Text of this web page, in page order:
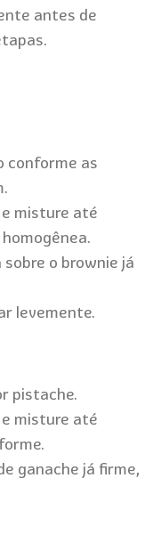
antes de
conforme as
misture até
o brownie já
levemente.
pistache.
misture até
ganache já firme,